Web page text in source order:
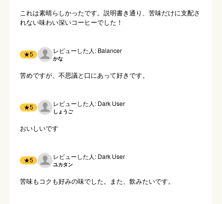
これは素晴らしかったです。説明書き通り、苦味だけに支配さ
れない味わい深いコーヒーでした！
★5 レビューした人: Balancer
かな
苦めですが、不思議と口にあって好きです。
★5 レビューした人: Dark User
しょうご
おいしいです
★5 レビューした人: Dark User
ユカタン
苦味もコクも好みの味でした。また、飲みたいです。